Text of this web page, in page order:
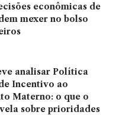
econômicas de
mexer no bolso
analisar Política
Incentivo ao
Materno: o que o
sobre prioridades